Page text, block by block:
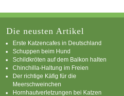
Die neusten Artikel
Erste Katzencafes in Deutschland
Schuppen beim Hund
Schildkröten auf dem Balkon halten
Chinchilla-Haltung im Freien
Der richtige Käfig für die
Meerschweinchen
Hornhautverletzungen bei Katzen